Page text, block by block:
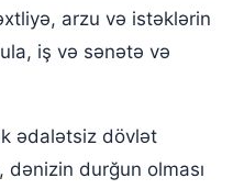
arzu və istəklərin
iş və sənətə və
ədalətsiz dövlət
durğun olması